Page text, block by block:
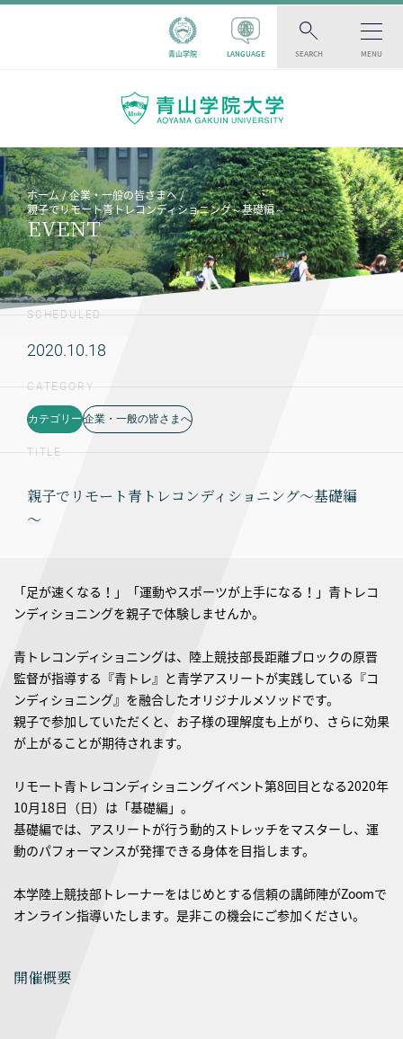
青山学院 LANGUAGE SEARCH MENU
ホーム
企業・一般の皆さまへ
親子でリモート青トレコンディショニング～基礎編～
EVENT
SCHEDULED
2020.10.18
CATEGORY
カテゴリー 企業・一般の皆さまへ
TITLE
親子でリモート青トレコンディショニング～基礎編
～
「足が速くなる！」「運動やスポーツが上手になる！」青トレコ
ンディショニングを親子で体験しませんか。
青トレコンディショニングは、陸上競技部長距離ブロックの原晋
監督が指導する『青トレ』と青学アスリートが実践している『コ
ンディショニング』を融合したオリジナルメソッドです。
親子で参加していただくと、お子様の理解度も上がり、さらに効果
が上がることが期待されます。
リモート青トレコンディショニングイベント第8回目となる2020年
10月18日（日）は「基礎編」。
基礎編では、アスリートが行う動的ストレッチをマスターし、運
動のパフォーマンスが発揮できる身体を目指します。
本学陸上競技部トレーナーをはじめとする信頼の講師陣がZoomで
オンライン指導いたします。是非この機会にご参加ください。
開催概要